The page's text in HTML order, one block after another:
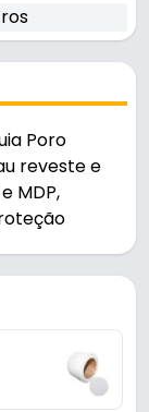
Poro
reveste e
MDP,
é